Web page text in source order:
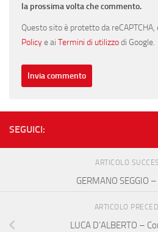
la prossima volta che commento.
Questo sito è protetto da reCAPTCHA,
Policye ai Termini di utilizzodi Google.
SEGUICI:
ARTICOLO
GERMANO SEGGIO
ARTICOLO
LUCA D’ALBERTO –